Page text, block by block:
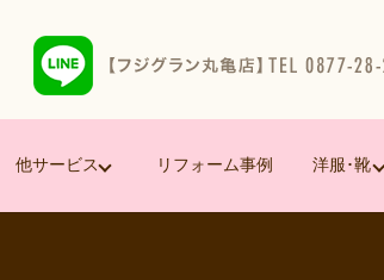
他サービス リフォーム事例 洋服･靴